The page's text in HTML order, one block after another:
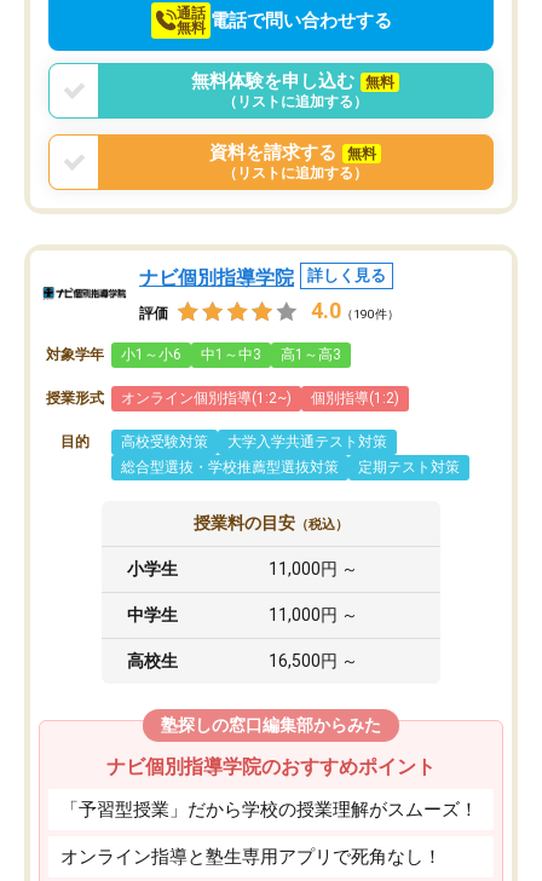
通話
無料 電話で問い合わせする
無料体験を申し込む
無料
（リストに追加する）
資料を請求する
無料
（リストに追加する）
ナビ個別指導学院 詳しく見る
評価 4.0 （190件）
対象学年 小1～小6 中1～中3 高1～高3
授業形式 オンライン個別指導(1:2~) 個別指導(1:2)
目的 高校受験対策
大学入学共通テスト対策
総合型選抜・学校推薦型選抜対策
定期テスト対策
授業料の目安 （税込）
小学生 11,000円 ～
中学生 11,000円 ～
高校生 16,500円 ～
塾探しの窓口編集部からみた
ナビ個別指導学院のおすすめポイント
「予習型授業」だから学校の授業理解がスムーズ！
オンライン指導と塾生専用アプリで死角なし！